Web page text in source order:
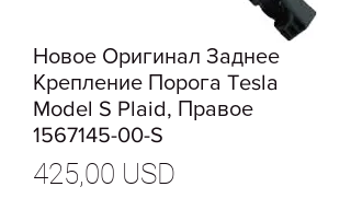
Новое Оригинал Заднее
Крепление Порога Tesla
Model S Plaid, Правое
1567145-00-S
425,00 USD